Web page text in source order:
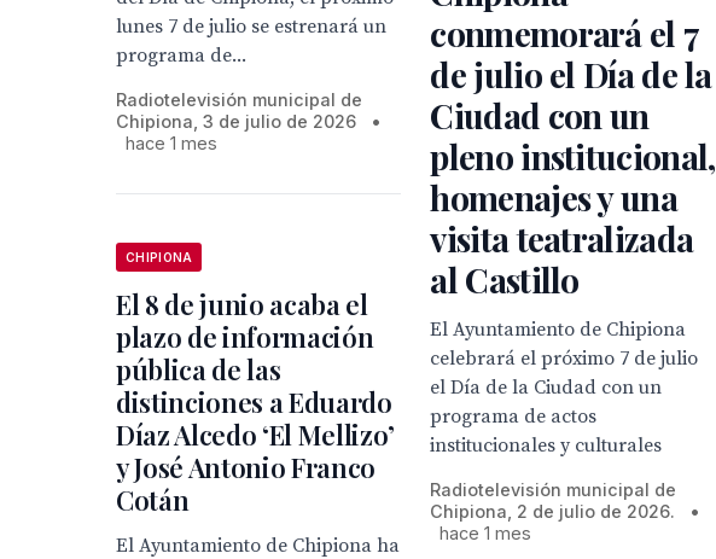
lunes 7 de julio se estrenará un
programa de...
Radiotelevisión municipal de
Chipiona, 3 de julio de 2026
•
hace 1 mes
conmemorará el 7
de julio el Día de la
Ciudad con un
pleno institucional,
homenajes y una
visita teatralizada
al Castillo
El Ayuntamiento de Chipiona
celebrará el próximo 7 de julio
el Día de la Ciudad con un
programa de actos
institucionales y culturales
Radiotelevisión municipal de
Chipiona, 2 de julio de 2026.
•
hace 1 mes
CHIPIONA
El 8 de junio acaba el
plazo de información
pública de las
distinciones a Eduardo
Díaz Alcedo ‘El Mellizo’
y José Antonio Franco
Cotán
El Ayuntamiento de Chipiona ha